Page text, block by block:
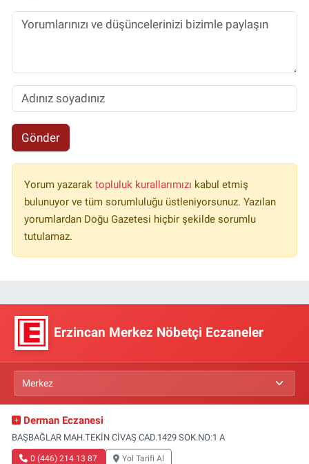
Gönder
Yorum yazarak topluluk kurallarımızı kabul etmiş
bulunuyor ve tüm sorumluluğu üstleniyorsunuz. Yazılan
yorumlardan Doğu Gazetesi hiçbir şekilde sorumlu
tutulamaz.
Erzincan Merkez Nöbetçi Eczaneler
Derman Eczanesi
BAŞBAĞLAR MAH.TEKİN CİVAŞ CAD.1429 SOK.NO:1 A
0 (446) 214 13 87 Yol Tarifi Al